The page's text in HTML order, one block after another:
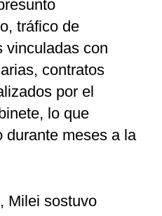
tráfico de
vinculadas con
contratos
por el
lo que
durante meses a la
Milei sostuvo